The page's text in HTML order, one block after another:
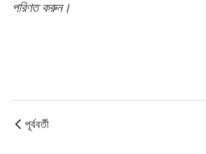
পরিণত করুন।
পূর্ববর্তী